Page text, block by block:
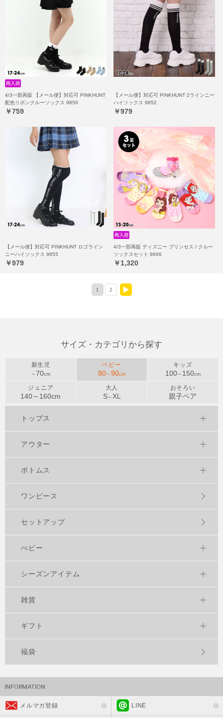
4/3一部再販 【メール便】対応可 PINKHUNT
配色リボンクルーソックス 9856
￥759
【メール便】対応可 PINKHUNT 2ラインニー
ハイソックス 9852
￥979
【メール便】対応可 PINKHUNT ロゴライン
ニーハイソックス 9855
￥979
4/3一部再販 ディズニー プリンセス / クルー
ソックスセット 9666
￥1,320
1 2
サイズ・カテゴリから探す
新生児
～ 70cm
ベビー
80～90cm
キッズ
100～ 150cm
ジュニア
140～ 160cm
大人
S～ XL
おそろい
親子ペア
トップス
アウター
ボトムス
ワンピース
セットアップ
べビー
シーズンアイテム
雑貨
ギフト
福袋
メルマガ登録 LINE